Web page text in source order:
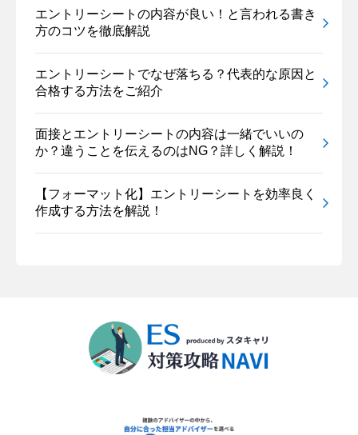
エントリーシートの内容が良い！と言われる書き
方のコツを徹底解説
エントリーシートでなぜ落ちる？代表的な原因と
合格する方法をご紹介
面接とエントリーシートの内容は一緒でいいの
か？違うことを伝えるのはNG？詳しく解説！
【フォーマット化】エントリーシートを効率良く
作成する方法を解説！